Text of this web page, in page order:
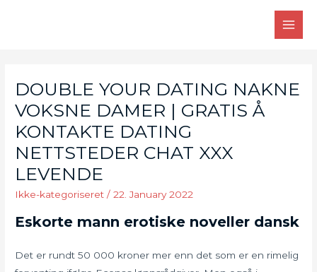
DOUBLE YOUR DATING NAKNE
VOKSNE DAMER | GRATIS Å
KONTAKTE DATING
NETTSTEDER CHAT XXX
LEVENDE
Ikke-kategoriseret /22. January 2022
Eskorte mann erotiske noveller dansk
Det er rundt 50 000 kroner mer enn det som er en rimelig